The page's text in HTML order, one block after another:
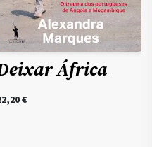
África
€